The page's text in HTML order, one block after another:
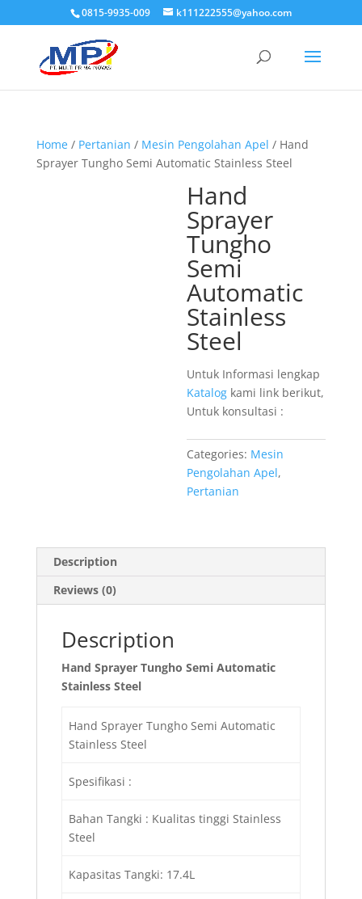
0815-9935-009 k111222555@yahoo.com
Home/ Pertanian / Mesin Pengolahan Apel / Hand
Sprayer Tungho Semi Automatic Stainless Steel
Hand
Sprayer
Tungho
Semi
Automatic
Stainless
Steel
Untuk Informasi lengkap
Katalog kami link berikut,
Untuk konsultasi :
Categories: Mesin
Pengolahan Apel,
Pertanian
Description
Reviews (0)
Description
Hand Sprayer Tungho Semi Automatic
Stainless Steel
Hand Sprayer Tungho Semi Automatic
Stainless Steel
Spesifikasi :
Bahan Tangki : Kualitas tinggi Stainless
Steel
Kapasitas Tangki: 17.4L